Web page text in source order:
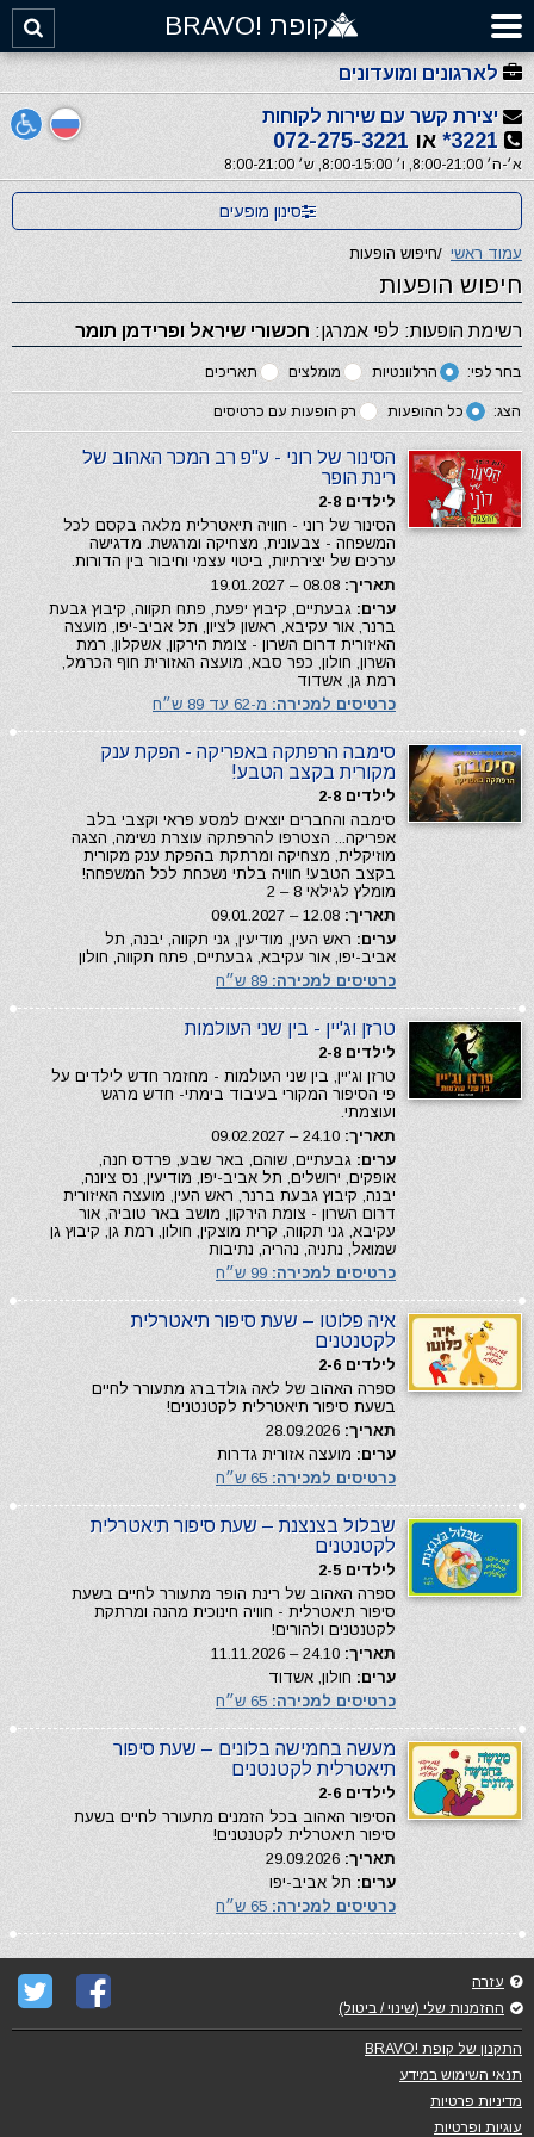
קופת !BRAVO
לארגונים ומועדונים
יצירת קשר עם שירות לקוחות
3221* או 072-275-3221
א׳-ה׳ 8:00-21:00, ו׳ 8:00-15:00, ש׳ 8:00-21:00
סינון מופעים
עמוד ראשי /חיפוש הופעות
חיפוש הופעות
רשימת הופעות: לפי אמרגן: חכשורי שיראל ופרידמן תומר
בחר לפי: הרלוונטיות מומלצים תאריכים
הצג: כל ההופעות רק הופעות עם כרטיסים
הסינור של רוני - ע"פ רב המכר האהוב של
רינת הופר
לילדים 2-8
הסינור של רוני - חוויה תיאטרלית מלאה בקסם לכל
המשפחה - צבעונית, מצחיקה ומרגשת. מדגישה
ערכים של יצירתיות, ביטוי עצמי וחיבור בין הדורות.
תאריך:
ערים: גבעתיים, קיבוץ יפעת, פתח תקווה, קיבוץ גבעת
ברנר, אור עקיבא, ראשון לציון, תל אביב-יפו, מועצה
האיזורית דרום השרון - צומת הירקון, אשקלון, רמת
השרון, חולון, כפר סבא, מועצה האזורית חוף הכרמל,
רמת גן, אשדוד
כרטיסים למכירה: מ-62 עד 89 ש״ח
סימבה הרפתקה באפריקה - הפקת ענק
מקורית בקצב הטבע!
לילדים 2-8
סימבה והחברים יוצאים למסע פראי וקצבי בלב
אפריקה... הצטרפו להרפתקה עוצרת נשימה, הצגה
מוזיקלית, מצחיקה ומרתקת בהפקת ענק מקורית
בקצב הטבע! חוויה בלתי נשכחת לכל המשפחה!
מומלץ לגילאי 8 – 2
תאריך:
ערים: ראש העין, מודיעין, גני תקווה, יבנה, תל
אביב-יפו, אור עקיבא, גבעתיים, פתח תקווה, חולון
כרטיסים למכירה:
טרזן וג'יין - בין שני העולמות
לילדים 2-8
טרזן וג'יין, בין שני העולמות - מחזמר חדש לילדים על
פי הסיפור המקורי בעיבוד בימתי- חדש מרגש
ועוצמתי.
תאריך:
ערים: גבעתיים, שוהם, באר שבע, פרדס חנה,
אופקים, ירושלים, תל אביב-יפו, מודיעין, נס ציונה,
יבנה, קיבוץ גבעת ברנר, ראש העין, מועצה האיזורית
דרום השרון - צומת הירקון, מושב באר טוביה, אור
עקיבא, גני תקווה, קרית מוצקין, חולון, רמת גן, קיבוץ גן
שמואל, נתניה, נהריה, נתיבות
כרטיסים למכירה:
איה פלוטו – שעת סיפור תיאטרלית
לקטנטנים
לילדים 2-6
ספרה האהוב של לאה גולדברג מתעורר לחיים
בשעת סיפור תיאטרלית לקטנטנים!
תאריך:
ערים: מועצה אזורית גדרות
כרטיסים למכירה:
שבלול בצנצנת – שעת סיפור תיאטרלית
לקטנטנים
לילדים 2-5
ספרה האהוב של רינת הופר מתעורר לחיים בשעת
סיפור תיאטרלית - חוויה חינוכית מהנה ומרתקת
לקטנטנים ולהורים!
תאריך:
ערים: חולון, אשדוד
כרטיסים למכירה:
מעשה בחמישה בלונים – שעת סיפור
תיאטרלית לקטנטנים
לילדים 2-6
הסיפור האהוב בכל הזמנים מתעורר לחיים בשעת
סיפור תיאטרלית לקטנטנים!
תאריך:
ערים: תל אביב-יפו
כרטיסים למכירה:
עזרה
ההזמנות שלי (שינוי / ביטול)
התקנון של קופת !BRAVO
תנאי השימוש במידע
מדיניות פרטיות
עוגיות ופרטיות